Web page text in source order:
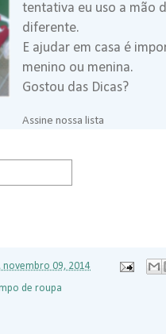
tentativa eu uso a mão
diferente.
E ajudar em casa é
menino ou menina.
Gostou das Dicas?
Assine nossa lista
novembro 09, 2014
de roupa